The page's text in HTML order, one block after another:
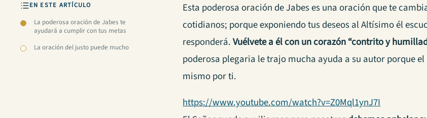
EN ESTE ARTÍCULO
La poderosa oración de Jabes te
ayudará a cumplir con tus metas
La oración del justo puede mucho
Esta poderosa oración de Jabes es una oración que te
cotidianos; porque exponiendo tus deseos al Altísimo él
responderá.Vuélvete a él con un corazón “contrito y
poderosa plegaria le trajo mucha ayuda a su autor porque
mismo por ti.
https://www.youtube.com/watch?v=Z0Mql1ynJ7I